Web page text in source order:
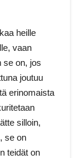
heille
vaan
se on, jos
joutuu
erinomaista
silloin,
se on
teidät on